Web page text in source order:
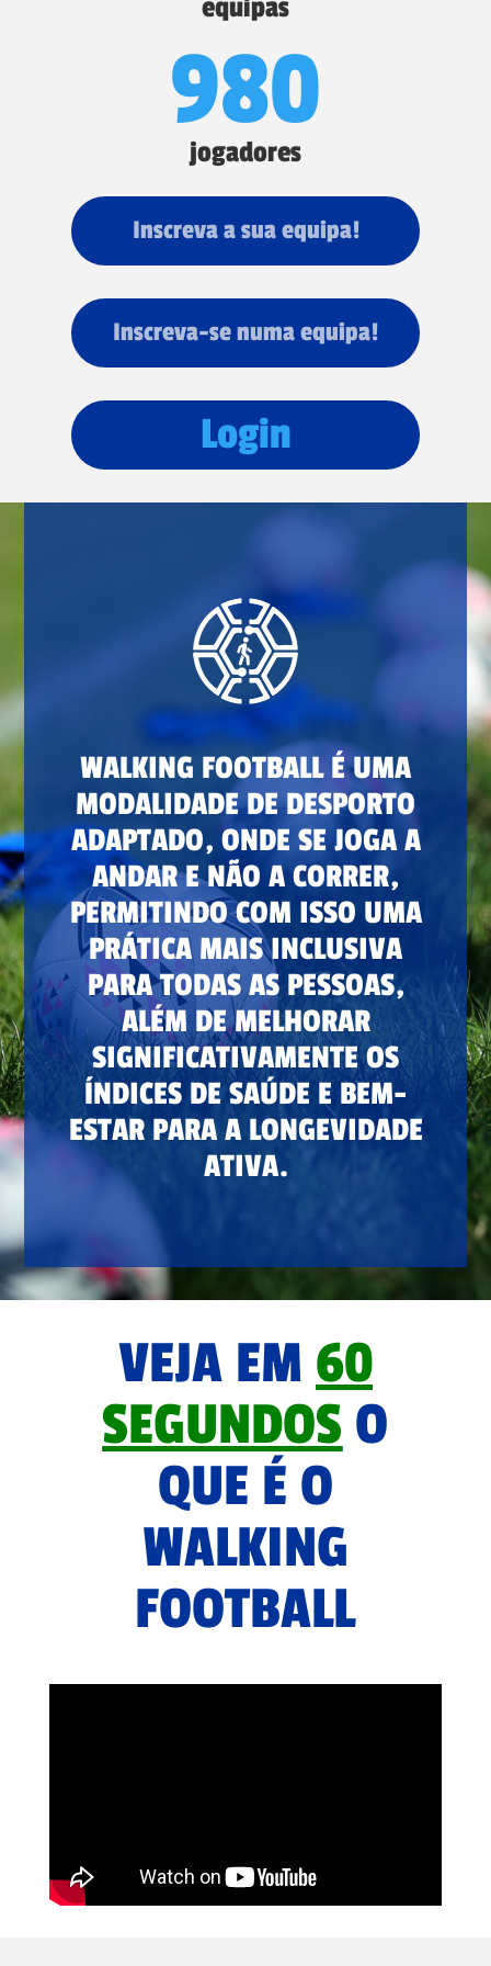
equipas
980
jogadores
Inscreva a sua equipa!
Inscreva-se numa equipa!
Login
WALKING FOOTBALL É UMA
MODALIDADE DE DESPORTO
ADAPTADO, ONDE SE JOGA A
ANDAR E NÃO A CORRER,
PERMITINDO COM ISSO UMA
PRÁTICA MAIS INCLUSIVA
PARA TODAS AS PESSOAS,
ALÉM DE MELHORAR
SIGNIFICATIVAMENTE OS
ÍNDICES DE SAÚDE E BEM-
ESTAR PARA A LONGEVIDADE
ATIVA.
VEJA EM 60
SEGUNDOS O
QUE É O
WALKING
FOOTBALL